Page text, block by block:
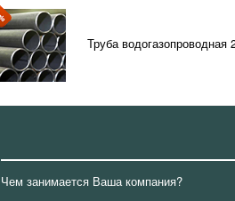
Труба
Чем занимается Ваша компания?